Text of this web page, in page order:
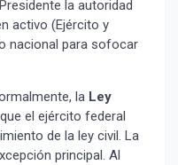
la autoridad
activo (Ejército y
nacional para sofocar
la Ley
el ejército federal
de la ley civil. La
principal. Al